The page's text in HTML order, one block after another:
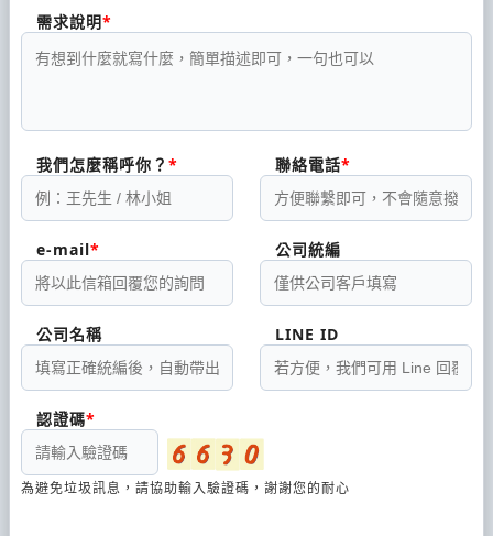
需求說明
我們怎麼稱呼你？ 聯絡電話
e-mail 公司統編
公司名稱 LINE ID
認證碼
為避免垃圾訊息，請協助輸入驗證碼，謝謝您的耐心